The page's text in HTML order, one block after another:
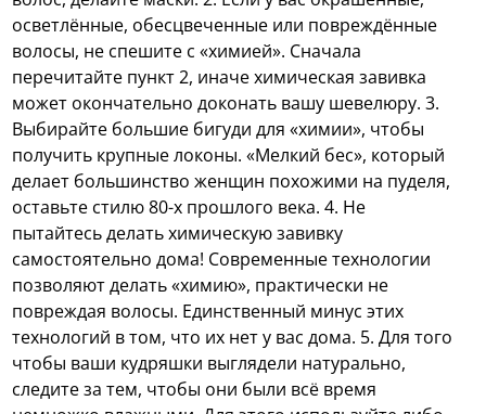
осветлённые, обесцвеченные или повреждённые
волосы, не спешите с «химией». Сначала
перечитайте пункт 2, иначе химическая завивка
может окончательно доконать вашу шевелюру. 3.
Выбирайте большие бигуди для «химии», чтобы
получить крупные локоны. «Мелкий бес», который
делает большинство женщин похожими на пуделя,
оставьте стилю 80-х прошлого века. 4. Не
пытайтесь делать химическую завивку
самостоятельно дома! Современные технологии
позволяют делать «химию», практически не
повреждая волосы. Единственный минус этих
технологий в том, что их нет у вас дома. 5. Для того
чтобы ваши кудряшки выглядели натурально,
следите за тем, чтобы они были всё время